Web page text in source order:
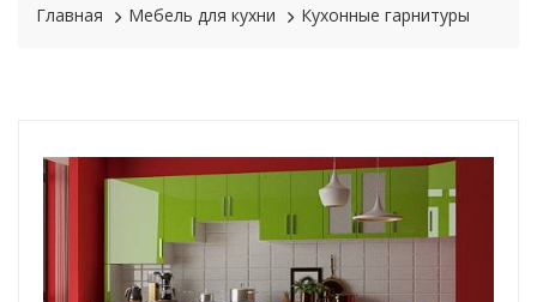
Главная Мебель для кухни Кухонные гарнитуры